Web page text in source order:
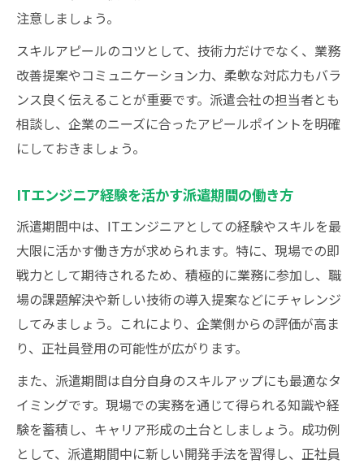
注意しましょう。
スキルアピールのコツとして、技術力だけでなく、業務
改善提案やコミュニケーション力、柔軟な対応力もバラ
ンス良く伝えることが重要です。派遣会社の担当者とも
相談し、企業のニーズに合ったアピールポイントを明確
にしておきましょう。
ITエンジニア経験を活かす派遣期間の働き方
派遣期間中は、ITエンジニアとしての経験やスキルを最
大限に活かす働き方が求められます。特に、現場での即
戦力として期待されるため、積極的に業務に参加し、職
場の課題解決や新しい技術の導入提案などにチャレンジ
してみましょう。これにより、企業側からの評価が高ま
り、正社員登用の可能性が広がります。
また、派遣期間は自分自身のスキルアップにも最適なタ
イミングです。現場での実務を通じて得られる知識や経
験を蓄積し、キャリア形成の土台としましょう。成功例
として、派遣期間中に新しい開発手法を習得し、正社員